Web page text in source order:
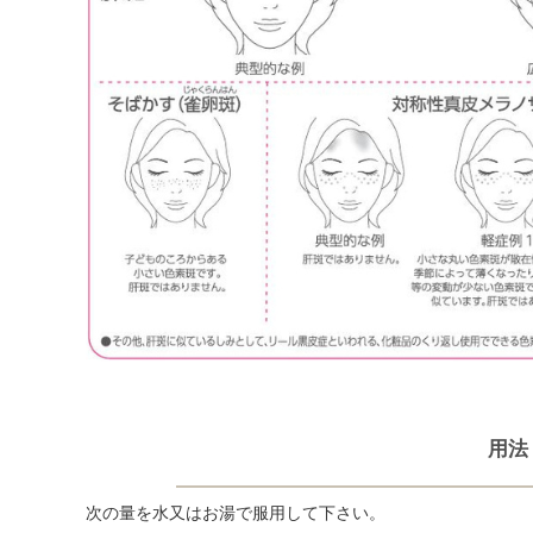
用
次の量を水又はお湯で服用して下さい。